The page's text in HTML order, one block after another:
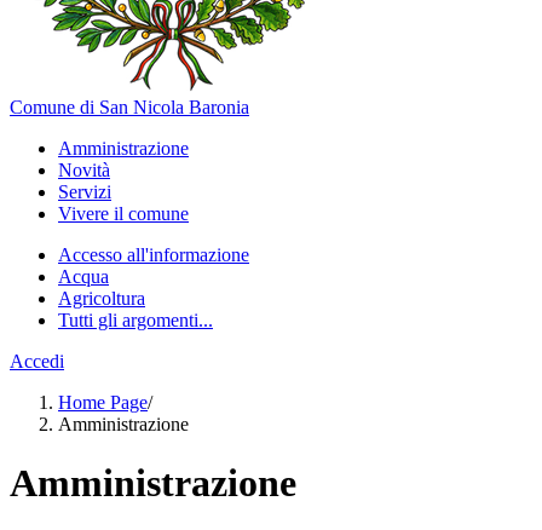
Comune di San Nicola Baronia
Amministrazione
Novità
Servizi
Vivere il comune
Accesso all'informazione
Acqua
Agricoltura
Tutti gli argomenti...
Accedi
Home Page/
Amministrazione
Amministrazione